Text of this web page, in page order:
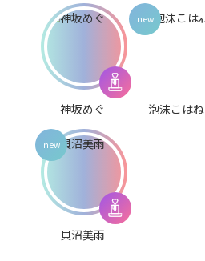
神坂めぐ 泡沫こはね
貝沼美雨